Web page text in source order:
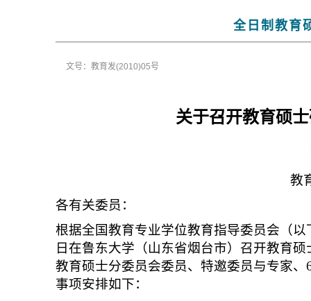
全日制教育
文号：教育发(2010)05号
关于召开教育硕
教
各有关委员：
根据全国教育专业学位教育指导委员会（
日在鲁东大学（山东省烟台市）召开教育
教育硕士分委员会委员、特邀委员与专家
事项安排如下：